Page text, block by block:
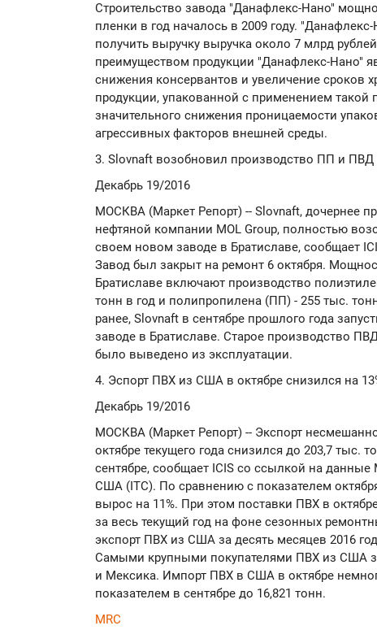
Строительство завода "Данафлекс-Нано"
пленки в год началось в 2009 году.
получить выручку выручка около 7 млрд
преимуществом продукции "Данафлекс-Нано"
снижения консервантов и увеличение сроков
продукции, упакованной с применением такой
значительного снижения проницаемости
агрессивных факторов внешней среды.
3. Slovnaft возобновил производство ПП и ПВД
Декабрь 19/2016
МОСКВА (Маркет Репорт) -- Slovnaft, дочернее
нефтяной компании MOL Group, полностью
своем новом заводе в Братиславе, сообщает
Завод был закрыт на ремонт 6 октября.
Братиславе включают производство
тонн в год и полипропилена (ПП) - 255 тыс.
ранее, Slovnaft в сентябре прошлого года
заводе в Братиславе. Старое производство
было выведено из эксплуатации.
4. Эспорт ПВХ из США в октябре снизился на
Декабрь 19/2016
МОСКВА (Маркет Репорт) -- Экспорт
октябре текущего года снизился до 203,7 тыс.
сентябре, сообщает ICIS со ссылкой на
США (ITC). По сравнению с показателем
вырос на 11%. При этом поставки ПВХ в
за весь текущий год на фоне сезонных
экспорт ПВХ из США за десять месяцев 2016
Самыми крупными покупателями ПВХ из США
и Мексика. Импорт ПВХ в США в октябре
показателем в сентябре до 16,821 тонн.
MRC